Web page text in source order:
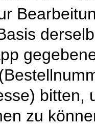
bitten,
zu